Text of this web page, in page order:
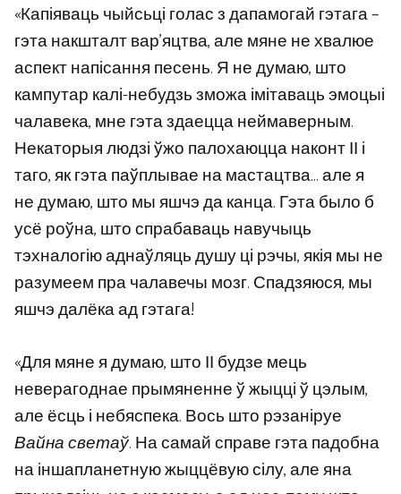
«Капіяваць чыйсьці голас з дапамогай гэтага –
гэта накшталт вар’яцтва, але мяне не хвалюе
аспект напісання песень. Я не думаю, што
кампутар калі-небудзь зможа імітаваць эмоцыі
чалавека, мне гэта здаецца неймаверным.
Некаторыя людзі ўжо палохаюцца наконт ІІ і
таго, як гэта паўплывае на мастацтва… але я
не думаю, што мы яшчэ да канца. Гэта было б
усё роўна, што спрабаваць навучыць
тэхналогію аднаўляць душу ці рэчы, якія мы не
разумеем пра чалавечы мозг. Спадзяюся, мы
яшчэ далёка ад гэтага!
«Для мяне я думаю, што ІІ будзе мець
неверагоднае прымяненне ў жыцці ў цэлым,
але ёсць і небяспека. Вось што рэзаніруе
Вайна светаў. На самай справе гэта падобна
на іншапланетную жыццёвую сілу, але яна